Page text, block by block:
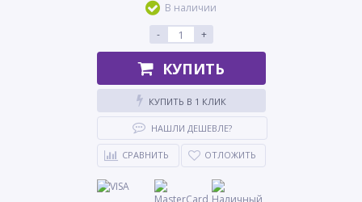
В наличии
-
+
КУПИТЬ
КУПИТЬ В 1 КЛИК
НАШЛИ ДЕШЕВЛЕ?
СРАВНИТЬ ОТЛОЖИТЬ